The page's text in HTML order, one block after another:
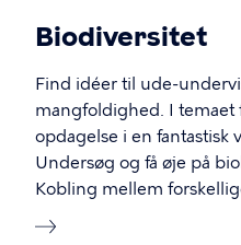
Biodiversitet
Find idéer til ude-
mangfoldighed. I temaet
opdagelse i en fantastisk
Undersøg og få øje på
Kobling mellem